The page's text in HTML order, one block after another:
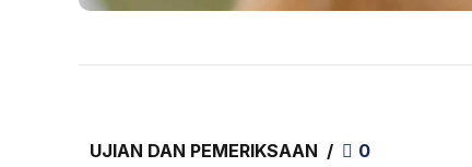
UJIAN DAN PEMERIKSAAN 0